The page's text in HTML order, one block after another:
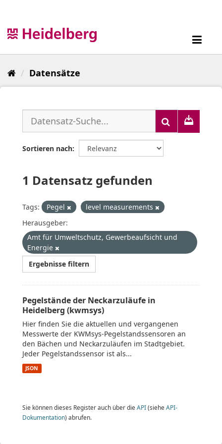
Datensätze
Sortieren nach
1 Datensatz gefunden
Tags: Pegel
level measurements
Herausgeber:
Amt für Umweltschutz, Gewerbeaufsicht und
Energie
Ergebnisse filtern
Pegelstände der Neckarzuläufe in
Heidelberg (kwmsys)
Hier finden Sie die aktuellen und vergangenen
Messwerte der KWMsys-Pegelstandssensoren an
den Bächen und Neckarzuläufen im Stadtgebiet.
Jeder Pegelstandssensor ist als...
JSON
Sie können dieses Register auch über die API(siehe API-
Dokumentation) abrufen.